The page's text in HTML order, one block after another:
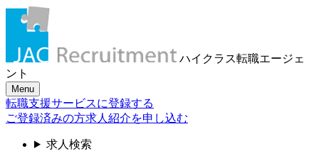
ハイクラス転職エージェ
ント
Menu
転職支援サービスに登録する
ご登録済みの方求人紹介を申し込む
求人検索